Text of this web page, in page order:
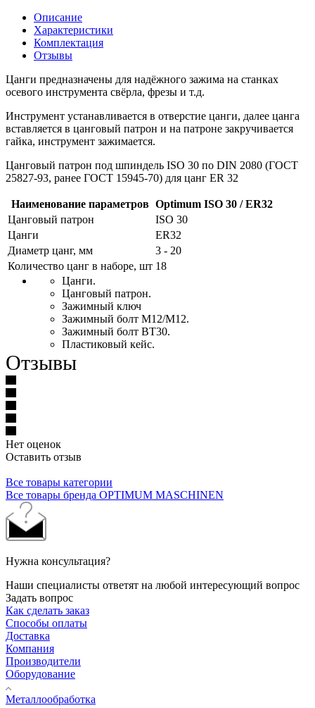
Описание
Характеристики
Комплектация
Отзывы
Цанги предназначены для надёжного зажима на станках
осевого инструмента свёрла, фрезы и т.д.
Инструмент устанавливается в отверстие цанги, далее цанга
вставляется в цанговый патрон и на патроне закручивается
гайка, инструмент зажимается.
Цанговый патрон под шпиндель ISO 30 по DIN 2080 (ГОСТ
25827-93, ранее ГОСТ 15945-70) для цанг ER 32
Наименование параметров Optimum ISO 30 / ER32
Цанговый патрон
ISO 30
Цанги
ER32
Диаметр цанг, мм
3 - 20
Количество цанг в наборе, шт 18
Цанги.
Цанговый патрон.
Зажимный ключ
Зажимный болт М12/М12.
Зажимный болт ВТ30.
Пластиковый кейс.
Отзывы
Нет оценок
Оставить отзыв
Все товары категории
Все товары бренда OPTIMUM MASCHINEN
Нужна консультация?
Наши специалисты ответят на любой интересующий вопрос
Задать вопрос
Как сделать заказ
Способы оплаты
Доставка
Компания
Производители
Оборудование
Металлообработка